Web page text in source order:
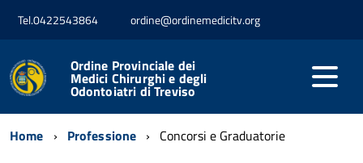
Tel.0422543864 ordine@ordinemedicitv.org
Ordine Provinciale dei
Medici Chirurghi e degli
Odontoiatri di Treviso
Home Professione Concorsi e Graduatorie